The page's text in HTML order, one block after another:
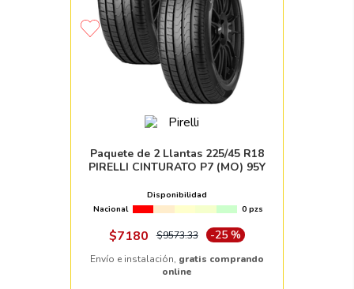
Paquete de 2 Llantas 225/45 R18
PIRELLI CINTURATO P7 (MO) 95Y
Disponibilidad
Nacional
0 pzs
$7180 $9573.33 -25 %
Envío e instalación, gratis comprando
online